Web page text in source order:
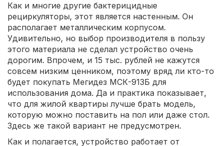
Как и многие другие бактерицидные
рециркуляторы, этот является настенным. Он
располагает металлическим корпусом.
Удивительно, но выбор производителя в пользу
этого материала не сделал устройство очень
дорогим. Впрочем, и 15 тыс. рублей не кажутся
совсем низким ценником, поэтому вряд ли кто-то
будет покупать Мегидез МСК-913Б для
использования дома. Да и практика показывает,
что для жилой квартиры лучше брать модель,
которую можно поставить на пол или даже стол.
Здесь же такой вариант не предусмотрен.
Как и полагается, устройство работает от